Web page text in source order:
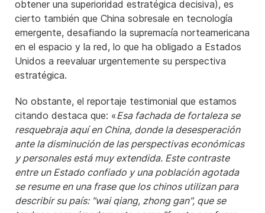
obtener una superioridad estratégica decisiva), es
cierto también que China sobresale en tecnología
emergente, desafiando la supremacía norteamericana
en el espacio y la red, lo que ha obligado a Estados
Unidos a reevaluar urgentemente su perspectiva
estratégica.
No obstante, el reportaje testimonial que estamos
citando destaca que: «Esa fachada de fortaleza se
resquebraja aquí en China, donde la desesperación
ante la disminución de las perspectivas económicas
y personales está muy extendida. Este contraste
entre un Estado confiado y una población agotada
se resume en una frase que los chinos utilizan para
describir su país: "wai qiang, zhong gan", que se